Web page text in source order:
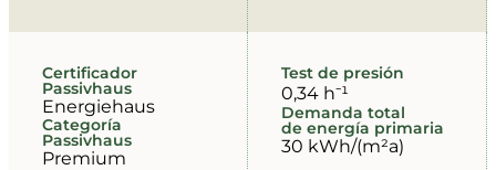
Certificador
Passivhaus
Energiehaus
Categoría
Passivhaus
Premium
Test de presión
0,34 h⁻¹
Demanda total
de energía primaria
30 kWh/(m²a)